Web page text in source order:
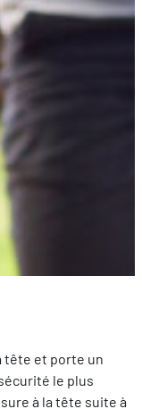
tête et porte un
le plus
à la tête suite à